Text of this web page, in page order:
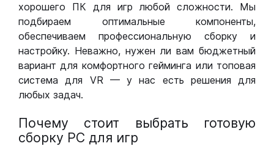
хорошего ПК для игр любой сложности. Мы
подбираем оптимальные компоненты,
обеспечиваем профессиональную сборку и
настройку. Неважно, нужен ли вам бюджетный
вариант для комфортного гейминга или топовая
система для VR — у нас есть решения для
любых задач.
Почему стоит выбрать готовую
сборку РС для игр